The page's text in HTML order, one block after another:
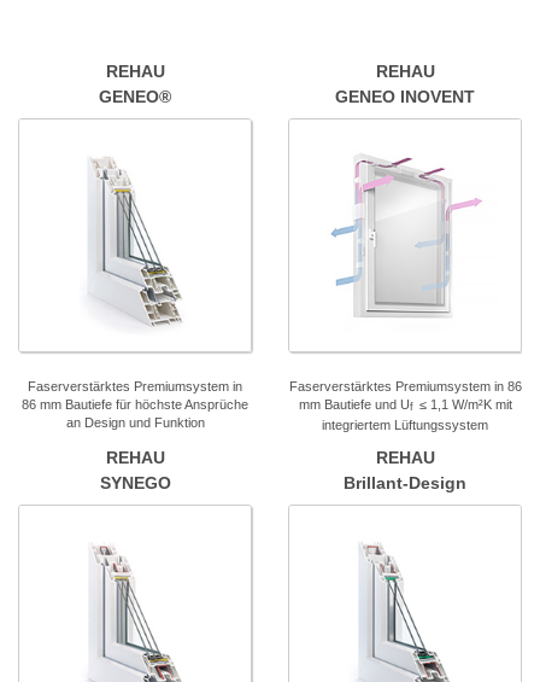
REHAU
GENEO®
Faserverstärktes Premiumsystem in
86 mm Bautiefe für höchste Ansprüche
an Design und Funktion
REHAU
GENEO INOVENT
Faserverstärktes Premiumsystem in 86
mm Bautiefe und Uf ≤ 1,1 W/m²K mit
integriertem Lüftungssystem
REHAU
SYNEGO
REHAU
Brillant-Design